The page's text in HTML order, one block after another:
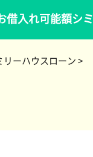
借入れ可能額シ
リーハウスローン >